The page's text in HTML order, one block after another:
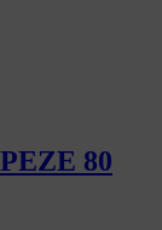
80